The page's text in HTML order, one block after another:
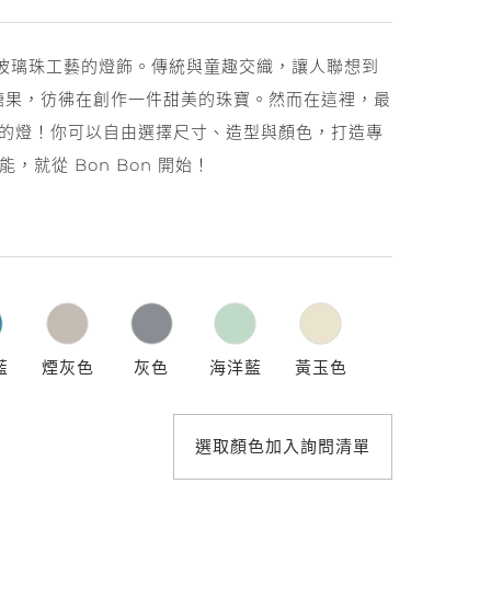
照明設計
珠工藝的燈飾。傳統與童趣交織，讓人聯想到
，彷彿在創作一件甜美的珠寶。然而在這裡，最
燈！你可以自由選擇尺寸、造型與顏色，打造專
，就從 Bon Bon 開始！
煙灰色 灰色 海洋藍 黃玉色
選取顏色加入詢問清單